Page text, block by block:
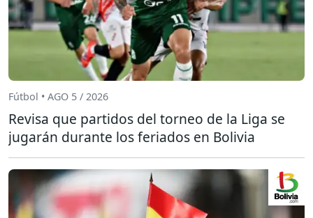
Fútbol • AGO 5 / 2026
Revisa que partidos del torneo de la Liga se
jugarán durante los feriados en Bolivia